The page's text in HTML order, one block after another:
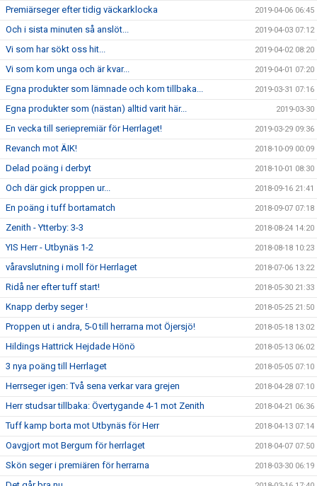
Premiärseger efter tidig väckarklocka 2019-04-06 06:45
Och i sista minuten så anslöt... 2019-04-03 07:12
Vi som har sökt oss hit... 2019-04-02 08:20
Vi som kom unga och är kvar... 2019-04-01 07:20
Egna produkter som lämnade och kom tillbaka... 2019-03-31 07:16
Egna produkter som (nästan) alltid varit här... 2019-03-30
En vecka till seriepremiär för Herrlaget! 2019-03-29 09:36
Revanch mot ÄIK! 2018-10-09 00:09
Delad poäng i derbyt 2018-10-01 08:30
Och där gick proppen ur... 2018-09-16 21:41
En poäng i tuff bortamatch 2018-09-07 07:18
Zenith - Ytterby: 3-3 2018-08-24 14:20
YIS Herr - Utbynäs 1-2 2018-08-18 10:23
våravslutning i moll för Herrlaget 2018-07-06 13:22
Ridå ner efter tuff start! 2018-05-30 21:33
Knapp derby seger ! 2018-05-25 21:50
Proppen ut i andra, 5-0 till herrarna mot Öjersjö! 2018-05-18 13:02
Hildings Hattrick Hejdade Hönö 2018-05-13 06:02
3 nya poäng till Herrlaget 2018-05-05 07:10
Herrseger igen: Två sena verkar vara grejen 2018-04-28 07:10
Herr studsar tillbaka: Övertygande 4-1 mot Zenith 2018-04-21 06:36
Tuff kamp borta mot Utbynäs för Herr 2018-04-13 07:14
Oavgjort mot Bergum för herrlaget 2018-04-07 07:50
Skön seger i premiären för herrarna 2018-03-30 06:19